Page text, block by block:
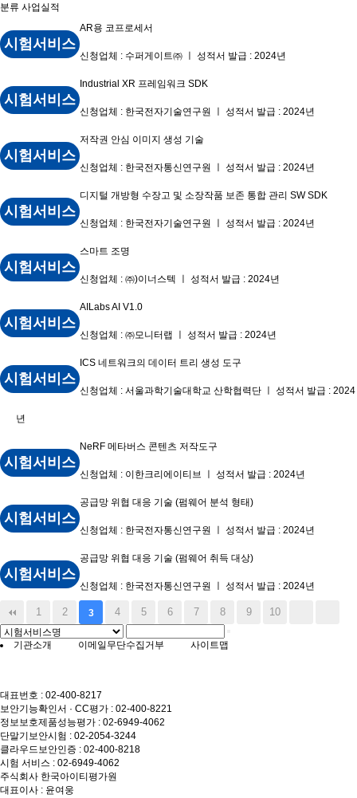
분류 사업실적
시험서비스
AR용 코프로세서
신청업체 : 수퍼게이트㈜ ㅣ 성적서 발급 : 2024년
시험서비스
Industrial XR 프레임워크 SDK
신청업체 : 한국전자기술연구원 ㅣ 성적서 발급 : 2024년
시험서비스
저작권 안심 이미지 생성 기술
신청업체 : 한국전자통신연구원 ㅣ 성적서 발급 : 2024년
시험서비스
디지털 개방형 수장고 및 소장작품 보존 통합 관리 SW SDK
신청업체 : 한국전자기술연구원 ㅣ 성적서 발급 : 2024년
시험서비스
스마트 조명
신청업체 : ㈜)이너스텍 ㅣ 성적서 발급 : 2024년
시험서비스
AILabs AI V1.0
신청업체 : ㈜모니터랩 ㅣ 성적서 발급 : 2024년
시험서비스
ICS 네트워크의 데이터 트리 생성 도구
신청업체 : 서울과학기술대학교 산학협력단 ㅣ 성적서 발급 : 2024
년
시험서비스
NeRF 메타버스 콘텐츠 저작도구
신청업체 : 이한크리에이티브 ㅣ 성적서 발급 : 2024년
시험서비스
공급망 위협 대응 기술 (펌웨어 분석 형태)
신청업체 : 한국전자통신연구원 ㅣ 성적서 발급 : 2024년
시험서비스
공급망 위협 대응 기술 (펌웨어 취득 대상)
신청업체 : 한국전자통신연구원 ㅣ 성적서 발급 : 2024년
1 2 3 4 5 6 7 8 9 10
기관소개 이메일무단수집거부 사이트맵
대표번호 : 02-400-8217
보안기능확인서 · CC평가 : 02-400-8221
정보보호제품성능평가 : 02-6949-4062
단말기보안시험 : 02-2054-3244
클라우드보안인증 : 02-400-8218
시험 서비스 : 02-6949-4062
주식회사 한국아이티평가원
대표이사 : 윤여웅